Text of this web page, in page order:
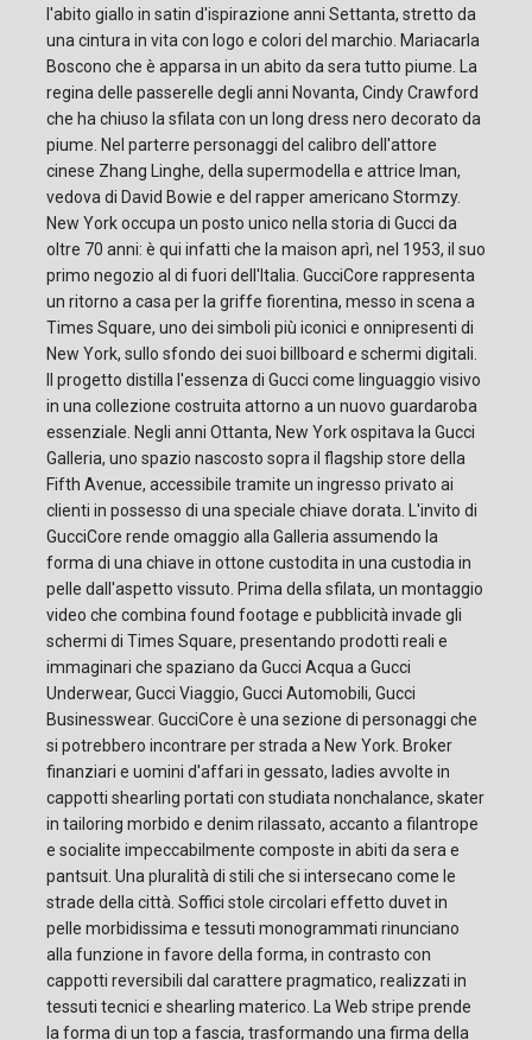
l'abito giallo in satin d'ispirazione anni Settanta, stretto da
una cintura in vita con logo e colori del marchio. Mariacarla
Boscono che è apparsa in un abito da sera tutto piume. La
regina delle passerelle degli anni Novanta, Cindy Crawford
che ha chiuso la sfilata con un long dress nero decorato da
piume. Nel parterre personaggi del calibro dell'attore
cinese Zhang Linghe, della supermodella e attrice Iman,
vedova di David Bowie e del rapper americano Stormzy.
New York occupa un posto unico nella storia di Gucci da
oltre 70 anni: è qui infatti che la maison aprì, nel 1953, il suo
primo negozio al di fuori dell'Italia. GucciCore rappresenta
un ritorno a casa per la griffe fiorentina, messo in scena a
Times Square, uno dei simboli più iconici e onnipresenti di
New York, sullo sfondo dei suoi billboard e schermi digitali.
Il progetto distilla l'essenza di Gucci come linguaggio visivo
in una collezione costruita attorno a un nuovo guardaroba
essenziale. Negli anni Ottanta, New York ospitava la Gucci
Galleria, uno spazio nascosto sopra il flagship store della
Fifth Avenue, accessibile tramite un ingresso privato ai
clienti in possesso di una speciale chiave dorata. L'invito di
GucciCore rende omaggio alla Galleria assumendo la
forma di una chiave in ottone custodita in una custodia in
pelle dall'aspetto vissuto. Prima della sfilata, un montaggio
video che combina found footage e pubblicità invade gli
schermi di Times Square, presentando prodotti reali e
immaginari che spaziano da Gucci Acqua a Gucci
Underwear, Gucci Viaggio, Gucci Automobili, Gucci
Businesswear. GucciCore è una sezione di personaggi che
si potrebbero incontrare per strada a New York. Broker
finanziari e uomini d'affari in gessato, ladies avvolte in
cappotti shearling portati con studiata nonchalance, skater
in tailoring morbido e denim rilassato, accanto a filantrope
e socialite impeccabilmente composte in abiti da sera e
pantsuit. Una pluralità di stili che si intersecano come le
strade della città. Soffici stole circolari effetto duvet in
pelle morbidissima e tessuti monogrammati rinunciano
alla funzione in favore della forma, in contrasto con
cappotti reversibili dal carattere pragmatico, realizzati in
tessuti tecnici e shearling materico. La Web stripe prende
la forma di un top a fascia, trasformando una firma della